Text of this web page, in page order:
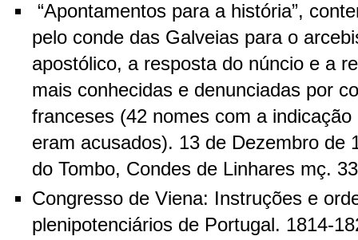
“Apontamentos para a história”,
pelo conde das Galveias para o
apostólico, a resposta do núncio e a
mais conhecidas e denunciadas por
franceses (42 nomes com a
eram acusados). 13 de Dezembro de
do Tombo, Condes de Linhares mç.
Congresso de Viena: Instruções e
plenipotenciários de Portugal. 1814-